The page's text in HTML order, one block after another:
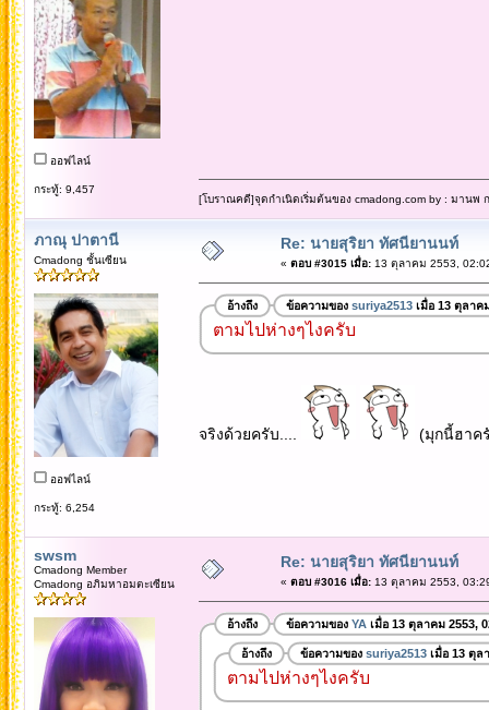
ออฟไลน์
กระทู้: 9,457
[โบราณคดี]จุดกำเนิดเริ่มต้นของ cmadong.com by : มานพ
ภาณุ ปาตานี
Cmadong ชั้นเซียน
ออฟไลน์
กระทู้: 6,254
Re: นายสุริยา ทัศนียานนท์
« ตอบ #3015 เมื่อ:13 ตุลาคม 2553,
อ้างถึง ข้อความของ suriya2513เมื่อ 13 ตุลาค
ตามไปห่างๆไงครับ
จริงด้วยครับ.... (มุกนี้ฮาค
swsm
Cmadong Member
Cmadong อภิมหาอมตะเซียน
Re: นายสุริยา ทัศนียานนท์
« ตอบ #3016 เมื่อ:13 ตุลาคม 2553,
อ้างถึง ข้อความของ YAเมื่อ 13 ตุลาคม 2553,
อ้างถึง ข้อความของ suriya2513เมื่อ 13 ตุล
ตามไปห่างๆไงครับ